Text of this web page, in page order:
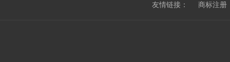
友情链接： 商标注册